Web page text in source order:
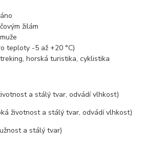
žilám
teploty -5 až +20 °C)
horská turistika, cyklistika
a stálý tvar, odvádí vlhkost)
životnost a stálý tvar, odvádí vlhkost)
a stálý tvar)